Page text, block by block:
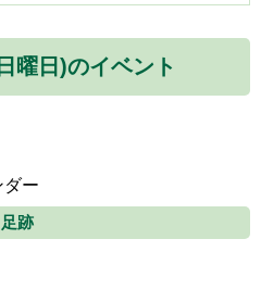
曜日)のイベント
ダー
足跡